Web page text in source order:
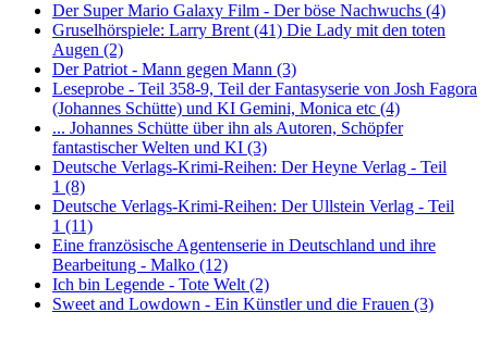
Der Super Mario Galaxy Film - Der böse Nachwuchs (4)
Gruselhörspiele: Larry Brent (41) Die Lady mit den toten
Augen (2)
Der Patriot - Mann gegen Mann (3)
Leseprobe - Teil 358-9, Teil der Fantasyserie von Josh Fagora
(Johannes Schütte) und KI Gemini, Monica etc (4)
... Johannes Schütte über ihn als Autoren, Schöpfer
fantastischer Welten und KI (3)
Deutsche Verlags-Krimi-Reihen: Der Heyne Verlag - Teil
1 (8)
Deutsche Verlags-Krimi-Reihen: Der Ullstein Verlag - Teil
1 (11)
Eine französische Agentenserie in Deutschland und ihre
Bearbeitung - Malko (12)
Ich bin Legende - Tote Welt (2)
Sweet and Lowdown - Ein Künstler und die Frauen (3)